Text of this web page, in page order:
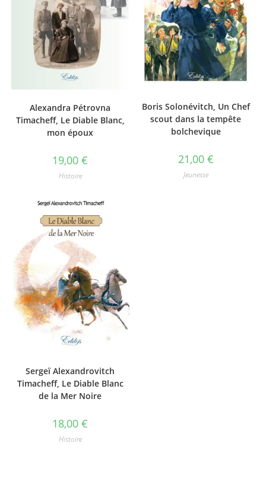
Alexandra Pétrovna
Timacheff, Le Diable Blanc,
mon époux
19,00€
Histoire
Boris Solonévitch, Un Chef
scout dans la tempête
bolchevique
21,00 €
Jeunesse
Sergeï Alexandrovitch
Timacheff, Le Diable Blanc
de la Mer Noire
18,00€
Histoire